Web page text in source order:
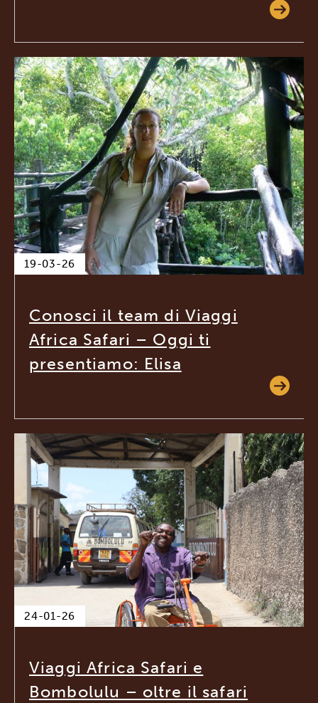
19-03-26
Conosci il team di Viaggi
Africa Safari – Oggi ti
presentiamo: Elisa
24-01-26
Viaggi Africa Safari e
Bombolulu – oltre il safari